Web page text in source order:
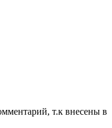
т.к внесены в